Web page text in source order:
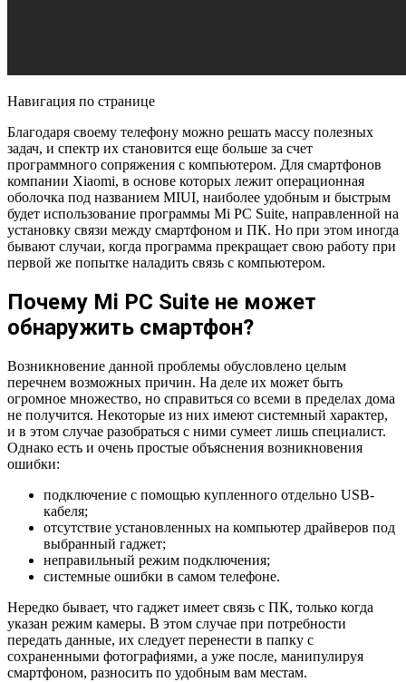
Навигация по странице
Благодаря своему телефону можно решать массу полезных
задач, и спектр их становится еще больше за счет
программного сопряжения с компьютером. Для смартфонов
компании Xiaomi, в основе которых лежит операционная
оболочка под названием MIUI, наиболее удобным и быстрым
будет использование программы Mi PC Suite, направленной на
установку связи между смартфоном и ПК. Но при этом иногда
бывают случаи, когда программа прекращает свою работу при
первой же попытке наладить связь с компьютером.
Почему Mi PC Suite не может
обнаружить смартфон?
Возникновение данной проблемы обусловлено целым
перечнем возможных причин. На деле их может быть
огромное множество, но справиться со всеми в пределах дома
не получится. Некоторые из них имеют системный характер,
и в этом случае разобраться с ними сумеет лишь специалист.
Однако есть и очень простые объяснения возникновения
ошибки:
подключение с помощью купленного отдельно USB-
кабеля;
отсутствие установленных на компьютер драйверов под
выбранный гаджет;
неправильный режим подключения;
системные ошибки в самом телефоне.
Нередко бывает, что гаджет имеет связь с ПК, только когда
указан режим камеры. В этом случае при потребности
передать данные, их следует перенести в папку с
сохраненными фотографиями, а уже после, манипулируя
смартфоном, разносить по удобным вам местам.